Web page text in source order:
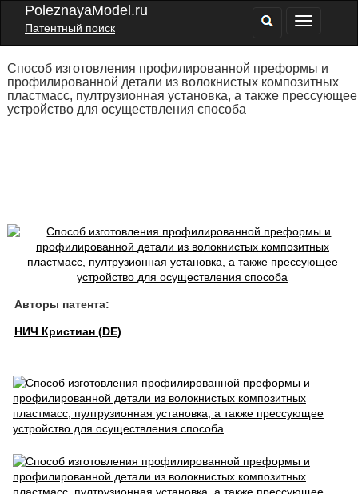
PoleznayaModel.ru
Патентный поиск
Способ изготовления профилированной преформы и
профилированной детали из волокнистых композитных
пластмасс, пултрузионная установка, а также прессующее
устройство для осуществления способа
Авторы патента:
НИЧ Кристиан (DE)